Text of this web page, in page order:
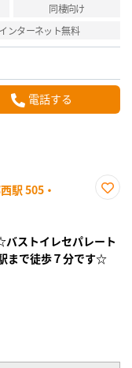
同棲向け
インターネット無料
電話する
駅 505・
録
ストイレセパレート
まで徒歩７分です☆